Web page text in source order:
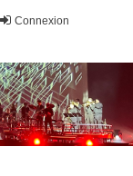
Connexion